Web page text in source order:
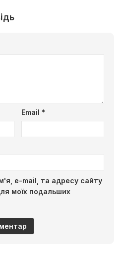
Email *
e-mail, та адресу сайту
моїх подальших